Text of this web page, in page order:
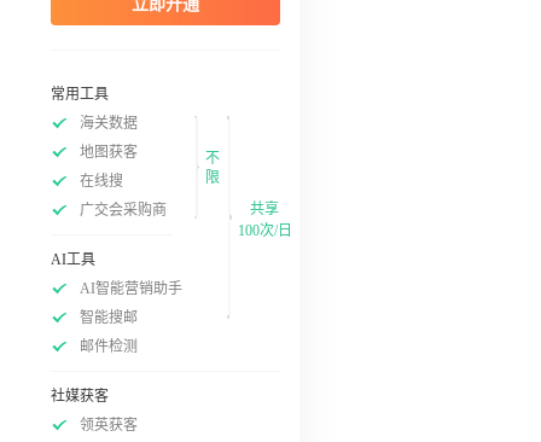
常用工具
海关数据
地图获客
在线搜
广交会采购商
不
限
AI工具
AI智能营销助手
智能搜邮
邮件检测
社媒获客
领英获客
共享
100次/日